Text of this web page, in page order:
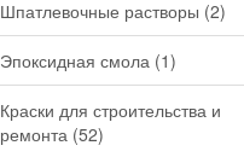
Шпатлевочные растворы (2)
Эпоксидная смола (1)
Краски для строительства и
ремонта (52)